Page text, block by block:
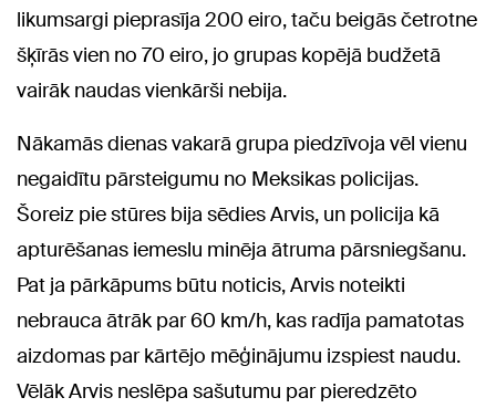
likumsargi pieprasīja 200 eiro, taču beigās četrotne
šķīrās vien no 70 eiro, jo grupas kopējā budžetā
vairāk naudas vienkārši nebija.
Nākamās dienas vakarā grupa piedzīvoja vēl vienu
negaidītu pārsteigumu no Meksikas policijas.
Šoreiz pie stūres bija sēdies Arvis, un policija kā
apturēšanas iemeslu minēja ātruma pārsniegšanu.
Pat ja pārkāpums būtu noticis, Arvis noteikti
nebrauca ātrāk par 60 km/h, kas radīja pamatotas
aizdomas par kārtējo mēģinājumu izspiest naudu.
Vēlāk Arvis neslēpa sašutumu par pieredzēto